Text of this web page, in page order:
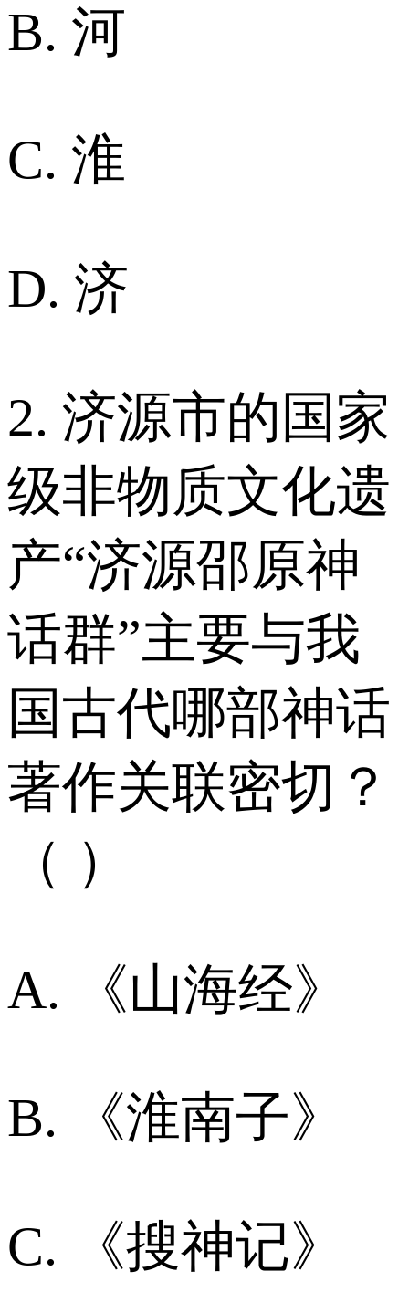
B. 河
C. 淮
D. 济
2. 济源市的国家
级非物质文化遗
产“济源邵原神
话群”主要与我
国古代哪部神话
著作关联密切？
（ ）
A. 《山海经》
B. 《淮南子》
C. 《搜神记》